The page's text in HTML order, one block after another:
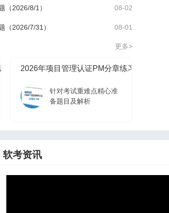
（2026/8/1） 08-02
（2026/7/31） 08-01
更多>
程 2026年项目管理认证PM分章练习册
针对考试重难点精心准
备题目及解析
软考资讯